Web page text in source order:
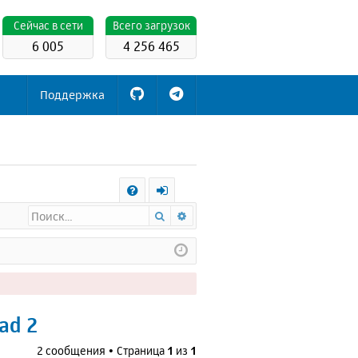
Всего загрузок
4 256 465
Cейчас в сети
6 005
Поддержка
Q
х
о
д
Поиск
2
2 сообщения • Страница 1 из 1